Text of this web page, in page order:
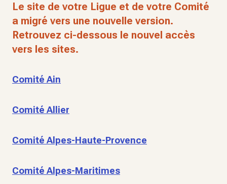
Le site de votre Ligue et de votre Comité
a migré vers une nouvelle version.
Retrouvez ci-dessous le nouvel accès
vers les sites.
Comité Ain
Comité Allier
Comité Alpes-Haute-Provence
Comité Alpes-Maritimes